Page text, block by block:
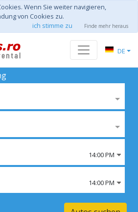
Wenn Sie weiter navigieren,
von Cookies zu.
ich stimme zu
Finde mehr heraus
DE
14:00 PM
14:00 PM